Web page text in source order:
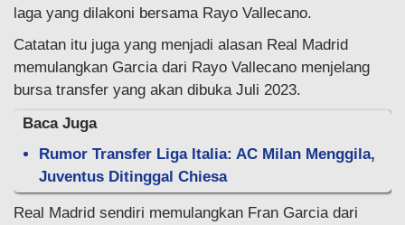
laga yang dilakoni bersama Rayo Vallecano.
Catatan itu juga yang menjadi alasan Real Madrid
memulangkan Garcia dari Rayo Vallecano menjelang
bursa transfer yang akan dibuka Juli 2023.
Baca Juga
Rumor Transfer Liga Italia: AC Milan Menggila,
Juventus Ditinggal Chiesa
Real Madrid sendiri memulangkan Fran Garcia dari